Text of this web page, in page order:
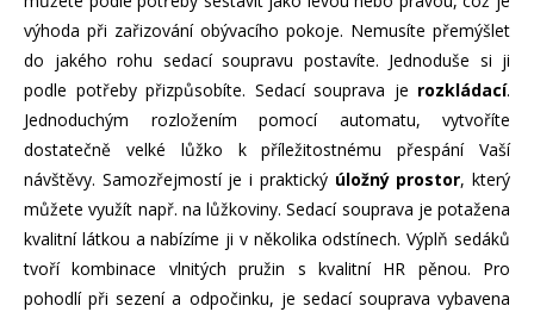
výhoda při zařizování obývacího pokoje. Nemusíte přemýšlet
do jakého rohu sedací soupravu postavíte. Jednoduše si ji
podle potřeby přizpůsobíte. Sedací souprava je rozkládací.
Jednoduchým rozložením pomocí automatu, vytvoříte
dostatečně velké lůžko k příležitostnému přespání Vaší
návštěvy. Samozřejmostí je i praktickýúložný prostor, který
můžete využít např. na lůžkoviny. Sedací souprava je potažena
kvalitní látkou a nabízíme ji v několika odstínech. Výplň sedáků
tvoří kombinace vlnitých pružin s kvalitní HR pěnou. Pro
pohodlí při sezení a odpočinku, je sedací souprava vybavena